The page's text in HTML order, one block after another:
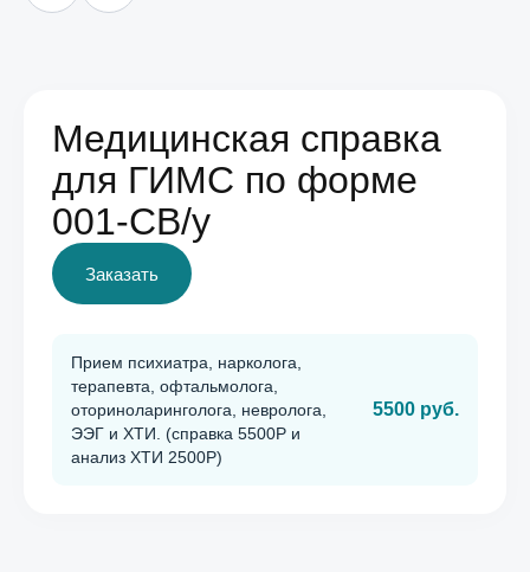
Медицинская справка
для ГИМС по форме
001-СВ/у
Заказать
Прием психиатра, нарколога,
терапевта, офтальмолога,
оториноларинголога, невролога,
ЭЭГ и ХТИ. (справка 5500Р и
анализ ХТИ 2500Р)
5500 руб.